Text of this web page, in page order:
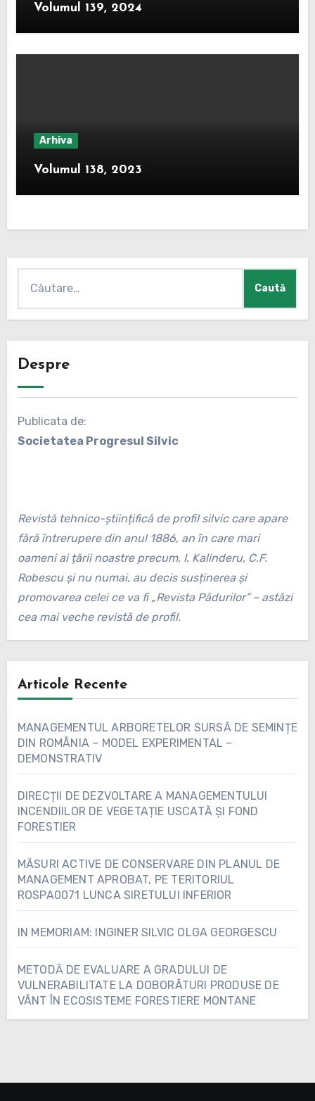
Volumul 139, 2024
Arhiva
Volumul 138, 2023
după:
Despre
Publicata de:
Societatea Progresul Silvic
Revistă tehnico-științifică de profil silvic care apare
fără întrerupere din anul 1886, an în care mari
oameni ai țării noastre precum, I. Kalinderu, C.F.
Robescu și nu numai, au decis susținerea și
promovarea celei ce va fi „Revista Pădurilor” – astăzi
cea mai veche revistă de profil.
Articole Recente
MANAGEMENTUL ARBORETELOR SURSĂ DE SEMINȚE
DIN ROMÂNIA – MODEL EXPERIMENTAL –
DEMONSTRATIV
DIRECȚII DE DEZVOLTARE A MANAGEMENTULUI
INCENDIILOR DE VEGETAȚIE USCATĂ ȘI FOND
FORESTIER
MĂSURI ACTIVE DE CONSERVARE DIN PLANUL DE
MANAGEMENT APROBAT, PE TERITORIUL
ROSPA0071 LUNCA SIRETULUI INFERIOR
IN MEMORIAM: INGINER SILVIC OLGA GEORGESCU
METODĂ DE EVALUARE A GRADULUI DE
VULNERABILITATE LA DOBORÂTURI PRODUSE DE
VÂNT ÎN ECOSISTEME FORESTIERE MONTANE